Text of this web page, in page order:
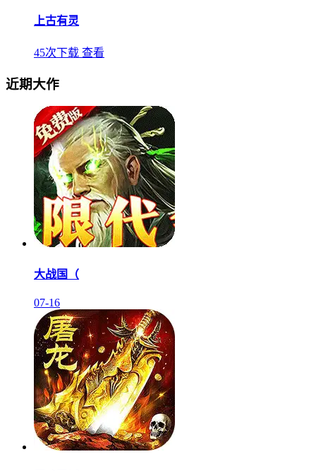
上古有灵
45次下载 查看
近期大作
大战国（
07-16